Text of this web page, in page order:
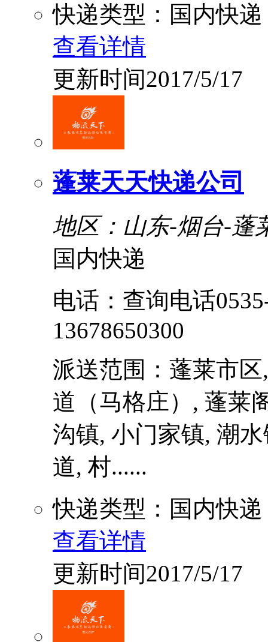
快递类型：国内快递
查看详情
更新时间2017/5/17
蓬莱天天快递公司
地区：山东-烟台-蓬
国内快递
电话：查询电话
13678650300
派送范围：蓬莱市
道（马格庄）, 蓬莱
沟镇, 小门家镇, 潮
道, 村......
快递类型：国内快递
查看详情
更新时间2017/5/17